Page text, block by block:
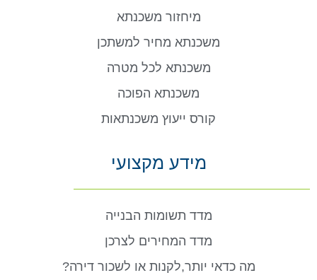
מיחזור משכנתא
משכנתא מחיר למשתכן
משכנתא לכל מטרה
משכנתא הפוכה
קורס ייעוץ משכנתאות
מידע מקצועי
מדד תשומות הבנייה
מדד המחירים לצרכן
מה כדאי יותר,לקנות או לשכור דירה?